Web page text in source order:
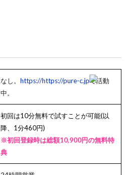
なし。 https://https://pure-c.jpで活動
中。
初回は10分無料で試すことが可能(以
降、1分460円)
※初回登録時は総額10,900円の無料特
典